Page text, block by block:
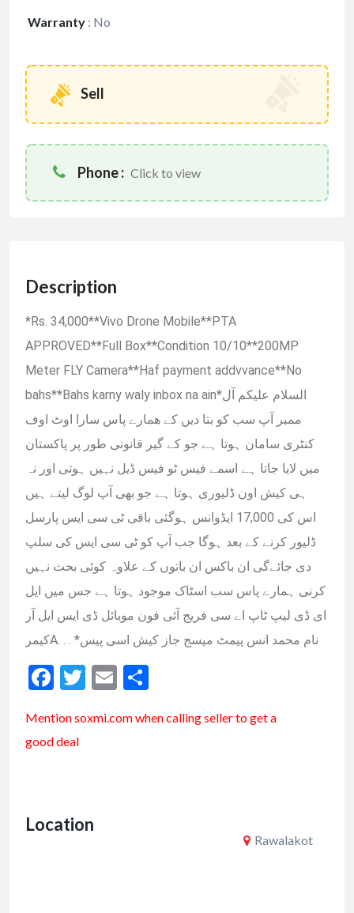
Warranty : No
Sell
Phone : Click to view
Description
*Rs. 34,000**Vivo Drone Mobile**PTA
APPROVED**Full Box**Condition 10/10**200MP
Meter FLY Camera**Haf payment addvvance**No
bahs**Bahs karny waly inbox na ain*السلام علیکم آل
ممبر آپ سب کو بتا دیں کے ھمارے پاس سارا اوٹ اوف
کنٹری سامان ہوتا ہے جو کے گیر قانونی طور پر پاکستان
میں لایا جاتا ہے اسمے فیس ٹو فیس ڈیل نہیں ہوتی اور نہ
ہی کیش اون ڈلیوری ہوتا ہے جو بھی آپ لوگ لیتے ہیں
اس کی 17,000 ایڈوانس ہوگئی باقی ٹی سی ایس پارسل
ڈلیور کرنے کے بعد ہوگا جب آپ کو ٹی سی ایس کی سلپ
دی جائےگی ان باکس ان باتوں کے علاوہ کوئی بحث نہیں
کرنی ہمارے پاس سب اسٹاک موجود ہوتا ہے جس میں ایل
ای ڈی لیپ ٹاپ اے سی فریج آئی فون موبائل ڈی ایس ایل آر
کیمرA. . . *نام محمد انس پیمٹ میسج جاز کیش اسی پیس
F
e
b
k
T
itt
E
ai ar
Mention soxmi.com when calling seller to get a
good deal
Location
Rawalakot